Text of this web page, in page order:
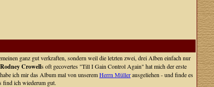
ganz gut verkraften, sondern weil die letzten zwei, drei Alben einfach nur
Rodney Crowells oft gecovertes "Till I Gain Control Again" hat mich der erste
ich mir das Album mal von unseremHerrn Müllerausgeliehen - und finde es
find ich wiederum gut.